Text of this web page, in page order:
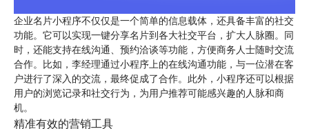
企业名片小程序不仅仅是一个简单的信息载体，还具备丰富的社交
功能。它可以实现一键分享名片到各大社交平台，扩大人脉圈。同
时，还能支持在线沟通、预约洽谈等功能，方便商务人士随时交流
合作。比如，李经理通过小程序上的在线沟通功能，与一位潜在客
户进行了深入的交流，最终促成了合作。此外，小程序还可以根据
用户的浏览记录和社交行为，为用户推荐可能感兴趣的人脉和商
机。
精准有效的营销工具